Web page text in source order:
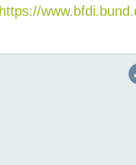
https://